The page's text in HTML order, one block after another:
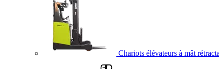
Chariots élévateurs à mât